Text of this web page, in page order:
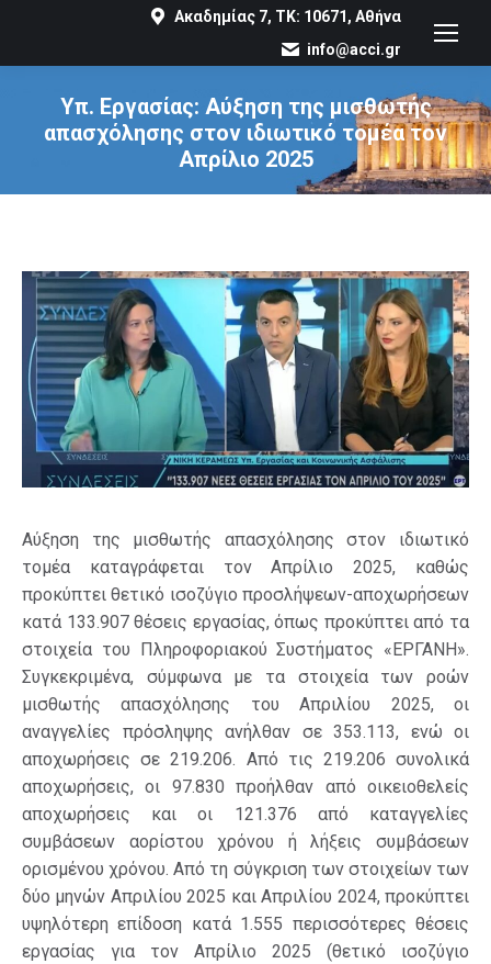
Ακαδημίας 7, ΤΚ: 10671, Αθήνα
info@acci.gr
Υπ. Εργασίας: Αύξηση της μισθωτής
απασχόλησης στον ιδιωτικό τομέα τον
Απρίλιο 2025
You are here:
Αύξηση της μισθωτής απασχόλησης στον ιδιωτικό
τομέα καταγράφεται τον Απρίλιο 2025, καθώς
προκύπτει θετικό ισοζύγιο προσλήψεων-αποχωρήσεων
κατά 133.907 θέσεις εργασίας, όπως προκύπτει από τα
στοιχεία του Πληροφοριακού Συστήματος «ΕΡΓΑΝΗ».
Συγκεκριμένα, σύμφωνα με τα στοιχεία των ροών
μισθωτής απασχόλησης του Απριλίου 2025, οι
αναγγελίες πρόσληψης ανήλθαν σε 353.113, ενώ οι
αποχωρήσεις σε 219.206. Από τις 219.206 συνολικά
αποχωρήσεις, οι 97.830 προήλθαν από οικειοθελείς
αποχωρήσεις και οι 121.376 από καταγγελίες
συμβάσεων αορίστου χρόνου ή λήξεις συμβάσεων
ορισμένου χρόνου. Από τη σύγκριση των στοιχείων των
δύο μηνών Απριλίου 2025 και Απριλίου 2024, προκύπτει
υψηλότερη επίδοση κατά 1.555 περισσότερες θέσεις
εργασίας για τον Απρίλιο 2025 (θετικό ισοζύγιο